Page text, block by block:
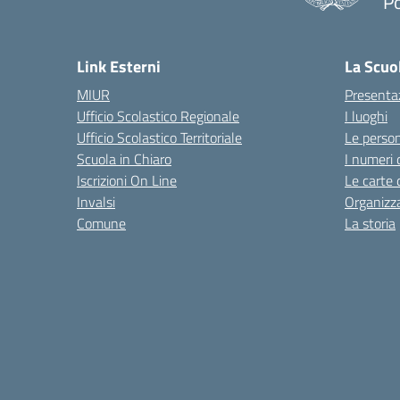
Link Esterni
MIUR
Ufficio Scolastico Regionale
Ufficio Scolastico Territoriale
Scuola in Chiaro
Iscrizioni On Line
Invalsi
Comune
La
I luoghi
Le
I numeri
Le carte
La storia